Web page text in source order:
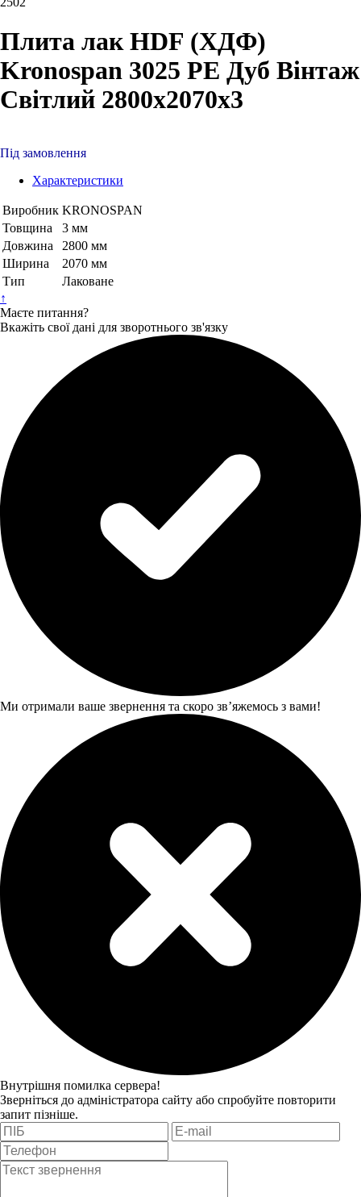
Плита лак HDF (ХДФ)
Kronospan 3025 PE Дуб Вінтаж
Світлий 2800х2070х3
Під замовлення
Характеристики
Виробник KRONOSPAN
Товщина
3 мм
Довжина
2800 мм
Ширина
2070 мм
Тип
Лаковане
↑
Маєте питання?
Вкажіть свої дані для зворотнього зв'язку
Ми отримали ваше звернення та скоро звʼяжемось з вами!
Внутрішня помилка сервера!
Зверніться до адміністратора сайту або спробуйте повторити
запит пізніше.